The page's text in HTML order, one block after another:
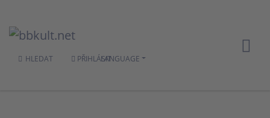
HLEDAT PŘIHLÁSITLANGUAGE